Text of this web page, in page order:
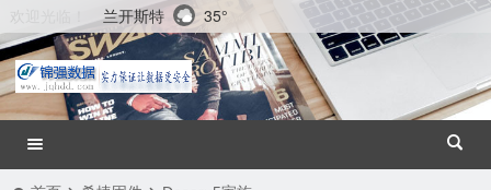
兰开斯特 35°